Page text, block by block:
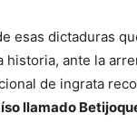
esas dictaduras
historia, ante la
de ingrata
llamado